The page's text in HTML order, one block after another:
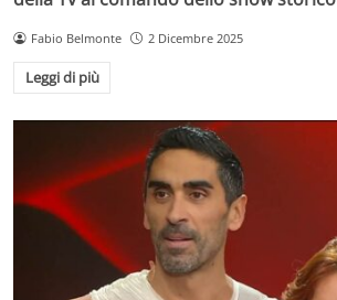
Fabio Belmonte 2 Dicembre 2025
Leggi di più